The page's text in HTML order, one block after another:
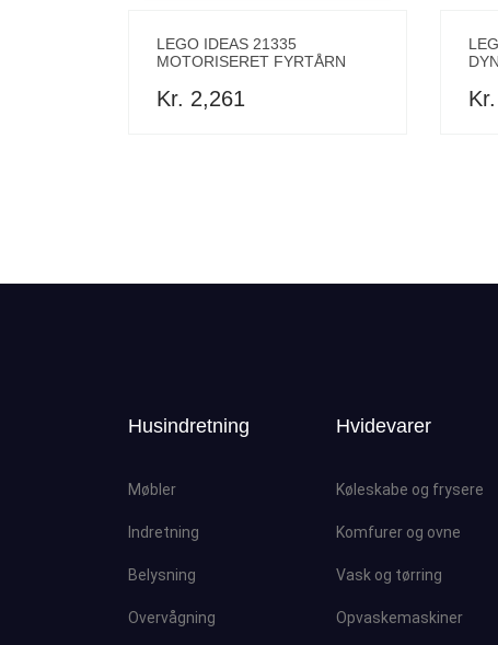
LEGO IDEAS 21335
MOTORISERET FYRTÅRN
Kr. 2,261
Husindretning
Møbler
Indretning
Belysning
Overvågning
Hvidevarer
Køleskabe og frysere
Komfurer og ovne
Vask og tørring
Opvaskemaskiner